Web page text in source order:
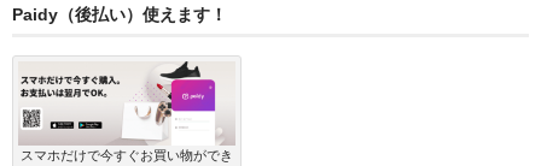
カ
ゴ
リ
ー
Paidy（後払い）使えます！
スマホだけで今すぐお買い物ができ